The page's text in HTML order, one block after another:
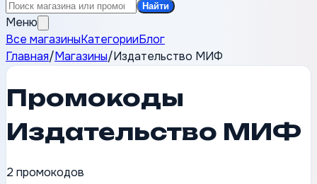
Найти
Меню
Все магазиныКатегорииБлог
Главная/Магазины/Издательство МИФ
Промокоды
Издательство МИФ
2 промокодов